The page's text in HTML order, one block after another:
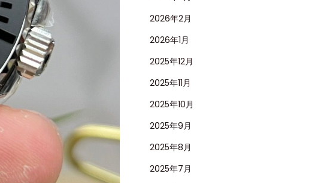
2026年2月
2026年1月
2025年12月
2025年11月
2025年10月
2025年9月
2025年8月
2025年7月